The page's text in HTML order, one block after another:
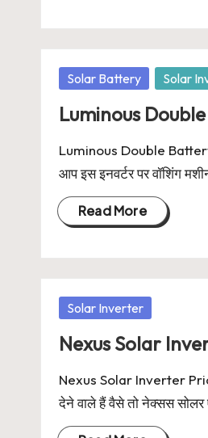
Posted
Solar Battery Solar
Luminous
Luminous Double Battery
आप इस इनवर्टर पर वॉशिंग
Read More
Posted
Solar Inverter
Nexus Solar
Nexus Solar Inverter
देने वाले हैं वैसे तो नेक्सस सोलर